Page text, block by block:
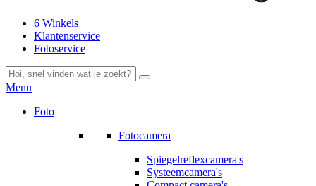
6 Winkels
Klantenservice
Fotoservice
Menu
Foto
Fotocamera
Spiegelreflexcamera's
Systeemcamera's